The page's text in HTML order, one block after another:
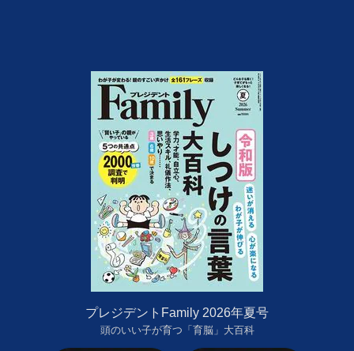
プレジデントFamily 2026年夏号
頭のいい子が育つ「育脳」大百科